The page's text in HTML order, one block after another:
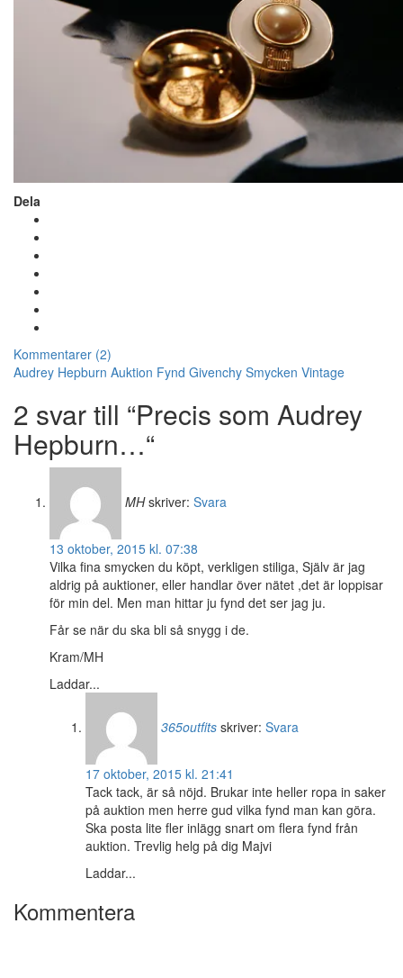
Dela
Kommentarer (2)
Audrey Hepburn Auktion Fynd Givenchy Smycken Vintage
2 svar till “Precis som Audrey
Hepburn…“
MH skriver: Svara
13 oktober, 2015 kl. 07:38
Vilka fina smycken du köpt, verkligen stiliga, Själv är jag
aldrig på auktioner, eller handlar över nätet ,det är loppisar
för min del. Men man hittar ju fynd det ser jag ju.
Får se när du ska bli så snygg i de.
Kram/MH
Laddar...
365outfits skriver: Svara
17 oktober, 2015 kl. 21:41
Tack tack, är så nöjd. Brukar inte heller ropa in saker
på auktion men herre gud vilka fynd man kan göra.
Ska posta lite fler inlägg snart om flera fynd från
auktion. Trevlig helg på dig Majvi
Laddar...
Kommentera